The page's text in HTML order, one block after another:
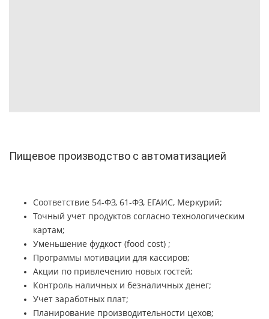
Пищевое производство с автоматизацией
Соответствие 54-ФЗ, 61-ФЗ, ЕГАИС, Меркурий;
Точный учет продуктов согласно технологическим
картам;
Уменьшение фудкост (food cost) ;
Программы мотивации для кассиров;
Акции по привлечению новых гостей;
Контроль наличных и безналичных денег;
Учет заработных плат;
Планирование производительности цехов;